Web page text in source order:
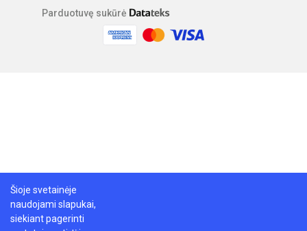
Parduotuvę sukūrė
Šioje svetainėje
naudojami slapukai,
siekiant pagerinti